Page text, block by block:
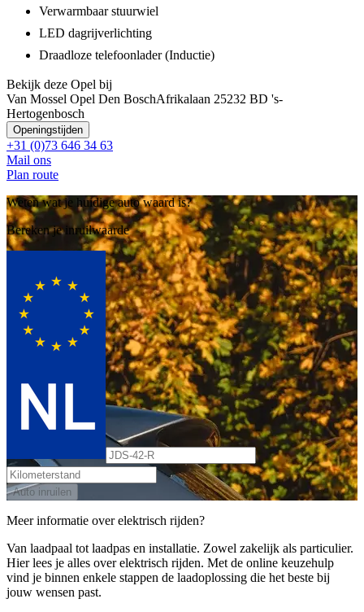
Verwarmbaar stuurwiel
LED dagrijverlichting
Draadloze telefoonlader (Inductie)
Bekijk deze Opel bij
Van Mossel Opel Den BoschAfrikalaan 25232 BD 's-
Hertogenbosch
Openingstijden
+31 (0)73 646 34 63
Mail ons
Plan route
Weten wat je huidige auto waard is?
Bereken je inruilwaarde
Auto inruilen
Meer informatie over elektrisch rijden?
Van laadpaal tot laadpas en installatie. Zowel zakelijk als particulier.
Hier lees je alles over elektrisch rijden. Met de online keuzehulp
vind je binnen enkele stappen de laadoplossing die het beste bij
jouw wensen past.